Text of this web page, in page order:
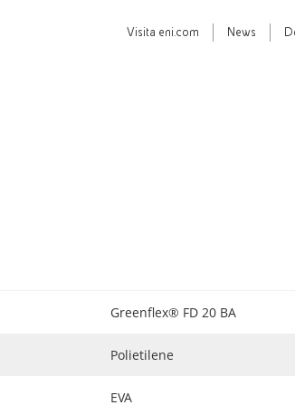
Visita eni.com News
Greenflex® FD 20 BA
Polietilene
EVA